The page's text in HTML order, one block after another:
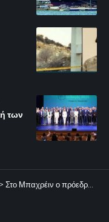
των
> Στο Μπαχρέιν ο πρόεδρος Ζελένσκι για τις εξελίξεις στη Μέση Ανατολή.